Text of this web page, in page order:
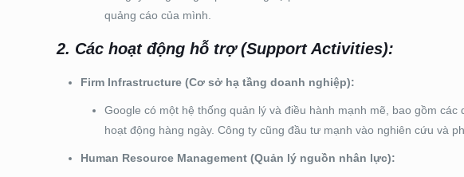
quảng cáo của mình.
2. Các hoạt động hỗ trợ (Support Activities):
Firm Infrastructure (Cơ sở hạ tầng doanh nghiệp):
Google có một hệ thống quản lý và điều hành mạnh mẽ, bao gồm
hoạt động hàng ngày. Công ty cũng đầu tư mạnh vào nghiên cứu và
Human Resource Management (Quản lý nguồn nhân lực):